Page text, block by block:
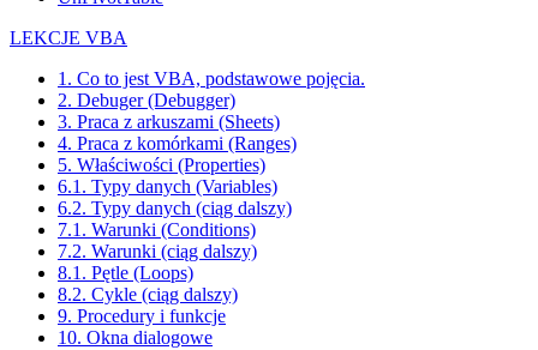
LEKCJE VBA
1. Co to jest VBA, podstawowe pojęcia.
2. Debuger (Debugger)
3. Praca z arkuszami (Sheets)
4. Praca z komórkami (Ranges)
5. Właściwości (Properties)
6.1. Typy danych (Variables)
6.2. Typy danych (ciąg dalszy)
7.1. Warunki (Conditions)
7.2. Warunki (ciąg dalszy)
8.1. Pętle (Loops)
8.2. Cykle (ciąg dalszy)
9. Procedury i funkcje
10. Okna dialogowe